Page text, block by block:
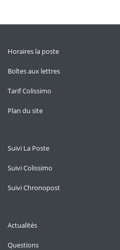
Horaires la poste
Boîtes aux lettres
Tarif Colissimo
Plan du site
Suivi La Poste
Suivi Colissimo
Suivi Chronopost
Actualités
Questions